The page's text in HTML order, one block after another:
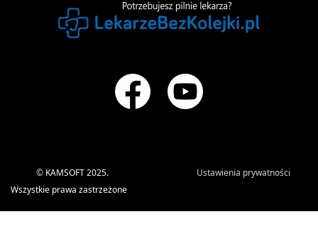
© KAMSOFT 2025.
Wszystkie prawa zastrzeżone
Ustawienia prywatności